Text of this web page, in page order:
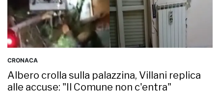
CRONACA
Albero crolla sulla palazzina, Villani replica
alle accuse: "Il Comune non c'entra"